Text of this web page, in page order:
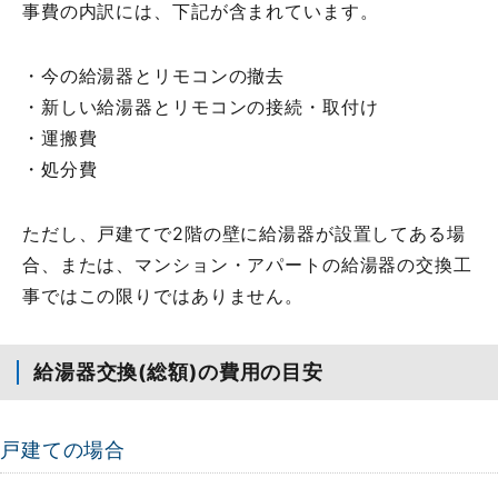
事費の内訳には、下記が含まれています。
・今の給湯器とリモコンの撤去
・新しい給湯器とリモコンの接続・取付け
・運搬費
・処分費
ただし、戸建てで2階の壁に給湯器が設置してある場
合、または、マンション・アパートの給湯器の交換工
事ではこの限りではありません。
給湯器交換(総額)の費用の目安
戸建ての場合